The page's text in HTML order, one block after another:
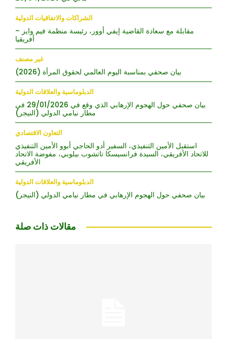
الشراكات والاتفاقيات الدولية
مقابلة مع سعادة القاضية إيفي أوور، رئيسة منظمة فيم وايز –
أفريقيا
غير مصنف
بيان صحفي بمناسبة اليوم العالمي لحقوق المرأة (2026)
الدبلوماسية والعلاقات الدولية
بيان صحفي حول الهجوم الإرهابي الذي وقع في 29/01/2026 في
مطار نيامي الدولي (النيجر)
التعاون الاقتصادي
استقبل الأمين التنفيذي، السفير أدو الحاجي أبوو الأمين التنفيذي
للاتحاد الأفريقي، السيدة فرانسيسكا تاتشوب بيلوبي، مفوضة الاتحاد
الأفريقي
الدبلوماسية والعلاقات الدولية
بيان صحفي حول الهجوم الإرهابي في مطار نيامي الدولي (النيجر)
مقالات ذات صلة